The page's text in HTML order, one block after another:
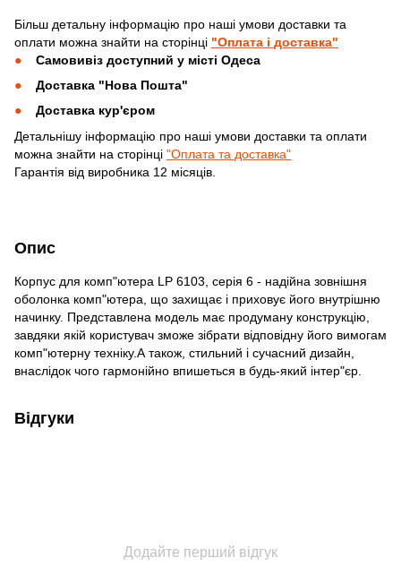
Опис
Корпус для комп"ютера LP 6103, серія 6 - надійна зовнішня
оболонка комп"ютера, що захищає і приховує його внутрішню
начинку. Представлена модель має продуману конструкцію,
завдяки якій користувач зможе зібрати відповідну його вимогам
комп"ютерну техніку.А також, стильний і сучасний дизайн,
внаслідок чого гармонійно впишеться в будь-який інтер"єр.
Відгуки
Додайте перший відгук
Більш детальну інформацію про наші умови доставки та
оплати можна знайти на сторінці "Оплата і доставка"
Самовивіз доступний у місті Одеса
Доставка "Нова Пошта"
Доставка кур'єром
Детальнішу інформацію про наші умови доставки та оплати
можна знайти на сторінці "Оплата та доставка"
Гарантія від виробника 12 місяців.